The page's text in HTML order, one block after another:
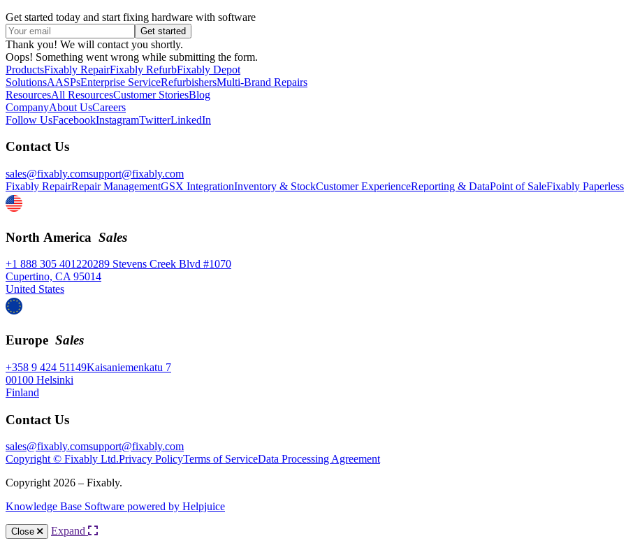
Get started today and start fixing hardware with software
Thank you! We will contact you shortly.
Oops! Something went wrong while submitting the form.
ProductsFixably RepairFixably RefurbFixably Depot
SolutionsAASPsEnterprise ServiceRefurbishersMulti-Brand Repairs
ResourcesAll ResourcesCustomer StoriesBlog
CompanyAbout UsCareers
Follow UsFacebookInstagramTwitterLinkedIn
Contact Us
sales@fixably.comsupport@fixably.com
Fixably RepairRepair ManagementGSX IntegrationInventory & StockCustomer ExperienceReporting & DataPoint of SaleFixably Paperless
North America Sales
+1 888 305 401220289 Stevens Creek Blvd #1070
Cupertino, CA 95014
United States
Europe Sales
+358 9 424 51149Kaisaniemenkatu 7
00100 Helsinki
Finland
Contact Us
sales@fixably.comsupport@fixably.com
Copyright © Fixably Ltd.Privacy PolicyTerms of ServiceData Processing Agreement
Copyright 2026 – Fixably.
Knowledge Base Software powered by Helpjuice
Close Expand